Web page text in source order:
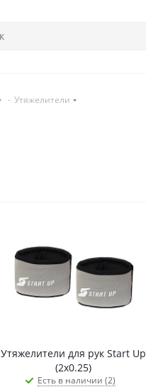
- Утяжелители
Утяжелители для рук Start Up
(2х0.25)
Есть в наличии (2)